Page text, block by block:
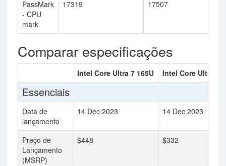
PassMark
- CPU
mark
17319 17507
Comparar especificações
Intel Core Ultra 7 165U Intel Core Ultra 5
Essenciais
Data de
lançamento
14 Dec 2023 14 Dec 2023
Preço de
Lançamento
(MSRP)
$448 $332